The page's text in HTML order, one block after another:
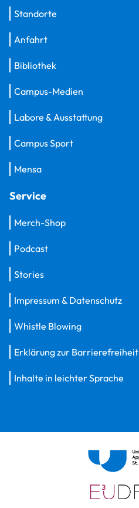
Standorte
Anfahrt
Bibliothek
Campus-Medien
Labore & Ausstattung
Campus Sport
Mensa
Service
Merch-Shop
Podcast
Stories
Impressum & Datenschutz
Whistle Blowing
Erklärung zur Barrierefreiheit
Inhalte in leichter Sprache